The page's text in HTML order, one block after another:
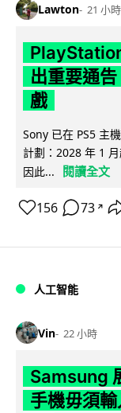
Lawton 21 小時
出重要通
戲
Sony 已在 PS5 主
計劃：2028 年 1
因此...
閱讀全文
156 73 ↗
人工智能
Vin 22 小時
Samsung
手機毋須